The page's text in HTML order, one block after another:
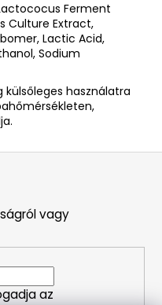
Ferment
Culture Extract,
Lactic Acid,
Sodium
külsőleges használatra
vagy
az